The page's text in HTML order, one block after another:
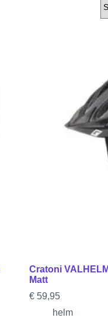
Cratoni
Matt
€59,95
helm